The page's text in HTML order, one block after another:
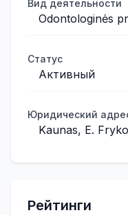
Вид деятельности
Odontologinės
Статус
Активный
Юридический
Kaunas, E.
Рейтинги